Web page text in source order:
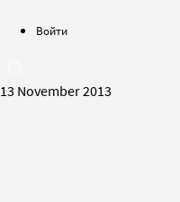
Войти
13 November 2013